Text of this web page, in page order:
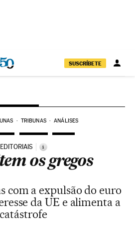
SUSCRÍBETE
TRIBUNAS ANÁLISES
EDITORIAIS i
os gregos
com a expulsão do euro
da UE e alimenta a
catástrofe